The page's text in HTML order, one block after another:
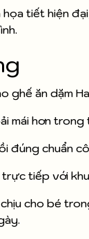
họa tiết hiện
ghế ăn dặm
mái hơn trong
đúng chuẩn
trực tiếp với
cho bé